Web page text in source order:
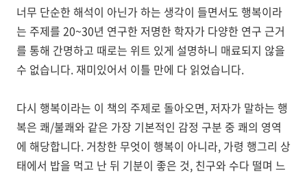
너무 단순한 해석이 아닌가 하는 생각이 들면서도 행복이라
는 주제를 20~30년 연구한 저명한 학자가 다양한 연구 근거
를 통해 간명하고 때로는 위트 있게 설명하니 매료되지 않을
수 없습니다. 재미있어서 이틀 만에 다 읽었습니다.
다시 행복이라는 이 책의 주제로 돌아오면, 저자가 말하는 행
복은 쾌/불쾌와 같은 가장 기본적인 감정 구분 중 쾌의 영역
에 해당합니다. 거창한 무엇이 행복이 아니라, 가령 행그리 상
태에서 밥을 먹고 난 뒤 기분이 좋은 것, 친구와 수다 떨며 느